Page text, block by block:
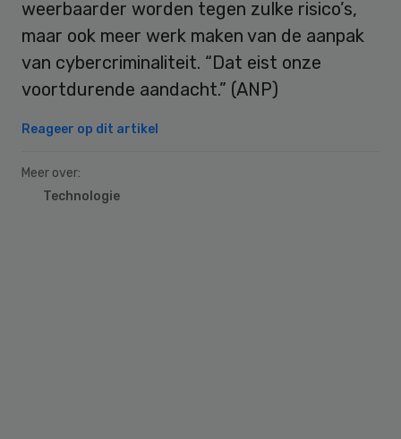
weerbaarder worden tegen zulke risico’s,
maar ook meer werk maken van de aanpak
van cybercriminaliteit. “Dat eist onze
voortdurende aandacht.” (ANP)
Reageer op dit artikel
Meer over:
Technologie